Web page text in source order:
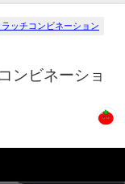
ラッチコンビネーション
ンビネーショ